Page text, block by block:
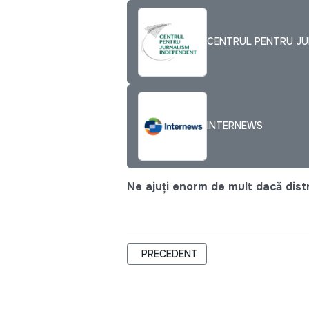
CENTRUL PENTRU
INTERNEWS
Ne ajuți enorm de mult dacă
ARTICOL PRECEDENT: CJI OFERĂ
PRECEDENT